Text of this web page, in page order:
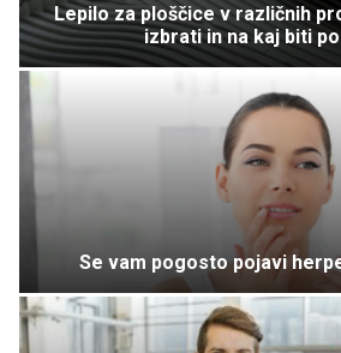
Lepilo za ploščice v različnih
izbrati in na kaj biti
Se vam pogosto pojavi